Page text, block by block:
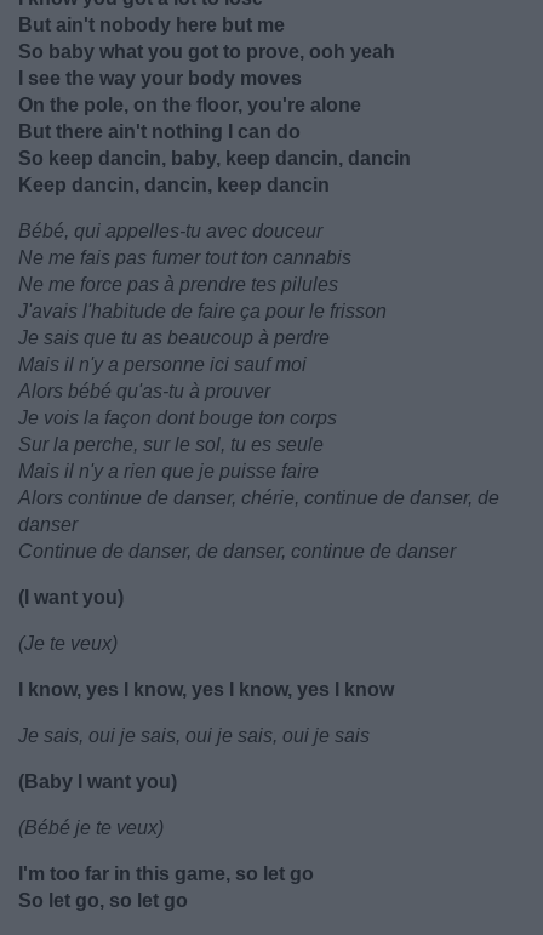
But ain't nobody here but me
So baby what you got to prove, ooh yeah
I see the way your body moves
On the pole, on the floor, you're alone
But there ain't nothing I can do
So keep dancin, baby, keep dancin, dancin
Keep dancin, dancin, keep dancin
Bébé, qui appelles-tu avec douceur
Ne me fais pas fumer tout ton cannabis
Ne me force pas à prendre tes pilules
J'avais l'habitude de faire ça pour le frisson
Je sais que tu as beaucoup à perdre
Mais il n'y a personne ici sauf moi
Alors bébé qu'as-tu à prouver
Je vois la façon dont bouge ton corps
Sur la perche, sur le sol, tu es seule
Mais il n'y a rien que je puisse faire
Alors continue de danser, chérie, continue de danser, de
danser
Continue de danser, de danser, continue de danser
(I want you)
(Je te veux)
I know, yes I know, yes I know, yes I know
Je sais, oui je sais, oui je sais, oui je sais
(Baby I want you)
(Bébé je te veux)
I'm too far in this game, so let go
So let go, so let go